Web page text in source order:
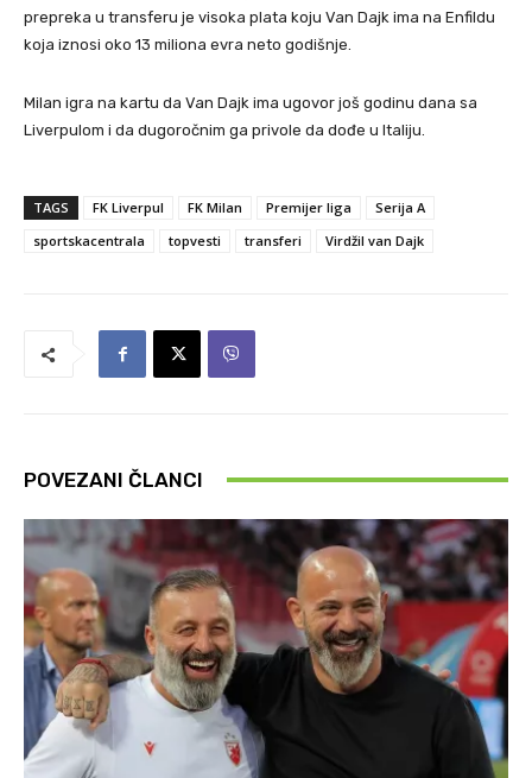
prepreka u transferu je visoka plata koju Van Dajk ima na Enfildu
koja iznosi oko 13 miliona evra neto godišnje.
Milan igra na kartu da Van Dajk ima ugovor još godinu dana sa
Liverpulom i da dugoročnim ga privole da dođe u Italiju.
TAGS FK Liverpul FK Milan Premijer liga
Serija A
sportskacentrala
topvesti transferi Virdžil van Dajk
POVEZANI ČLANCI